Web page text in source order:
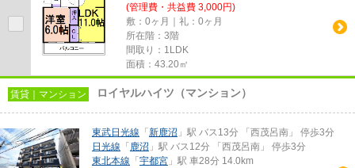
(管理費・共益費 3,000円)
敷：0ヶ月｜礼：0ヶ月
所在階：3階
間取り：1LDK
面積：43.20㎡
賃貸｜マンション ロイヤルハイツ（マンション）
東武日光線 「 新鹿沼 」駅 バス13分 「西茂呂南」 停歩3分
日光線 「 鹿沼 」駅 バス12分 「西茂呂南」 停歩3分
東北本線 「 宇都宮 」駅 車28分 14.0km